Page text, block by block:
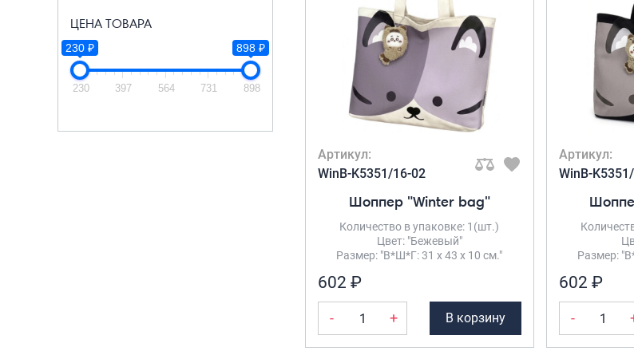
Синий(2)
Чёрный(15)
Шампанский(6)
230 ₽
230 397 564 731 898
ЦЕНА ТОВАРА
230 ₽ 898 ₽
230 397 564 731 898
Артикул:
WinB-K5351/16-02
Шоппер "Winter bag"
Количество в упаковке: 1(шт.)
Цвет: "Бежевый"
Размер: "В*Ш*Г: 31 х 43 х 10 см."
602 ₽
- + В корзину
Артикул:
WinB-
Размер:
602 ₽
-